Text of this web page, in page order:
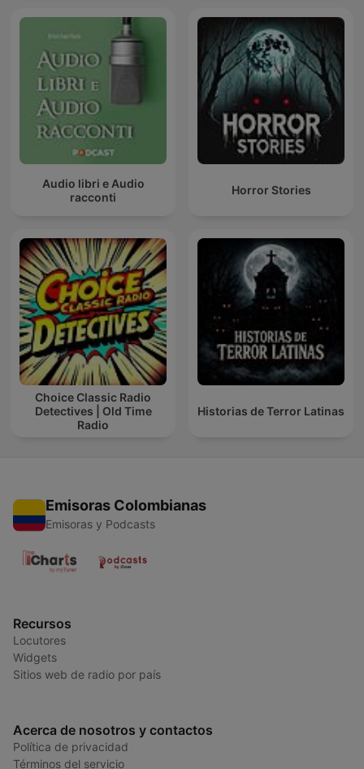
Audio libri e Audio
racconti
Horror Stories
Choice Classic Radio
Detectives | Old Time
Radio
Historias de Terror Latinas
Emisoras Colombianas
Emisoras y Podcasts
Recursos
Locutores
Widgets
Sitios web de radio por país
Acerca de nosotros y contactos
Política de privacidad
Términos del servicio